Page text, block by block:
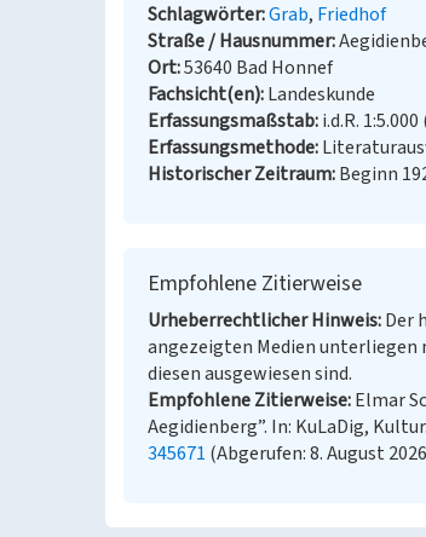
Schlagwörter Grab Friedhof
Straße / Hausnummer
Ort 53640 Bad Honnef
Fachsicht(en) Landeskunde
Erfassungsmaßstab i.d.R.
Erfassungsmethode
Historischer Zeitraum Beginn
Empfohlene Zitierweise
Urheberrechtlicher Hinweis Der
angezeigten Medien
diesen ausgewiesen sind.
Empfohlene Zitierweise Elmar
Aegidienberg”. In: KuLaDig,
345671 (Abgerufen: 8. August